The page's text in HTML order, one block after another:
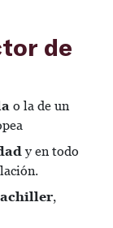
de
o la de un
y en todo
,